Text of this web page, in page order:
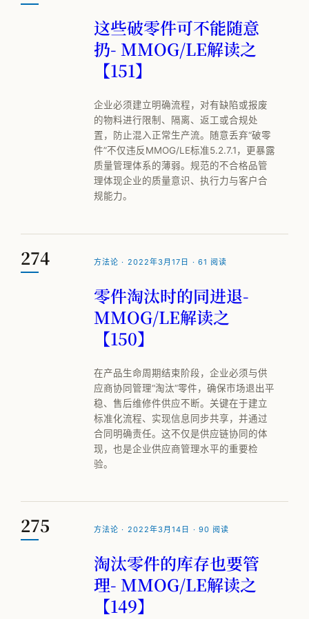
这些破零件可不能随意
扔- MMOG/LE解读之
【151】
企业必须建立明确流程，对有缺陷或报废
的物料进行限制、隔离、返工或合规处
置，防止混入正常生产流。随意丢弃“破零
件”不仅违反MMOG/LE标准5.2.7.1，更暴露
质量管理体系的薄弱。规范的不合格品管
理体现企业的质量意识、执行力与客户合
规能力。
274 方法论 · 2022年3月17日 · 61 阅读
零件淘汰时的同进退-
MMOG/LE解读之
【150】
在产品生命周期结束阶段，企业必须与供
应商协同管理“淘汰”零件，确保市场退出平
稳、售后维修件供应不断。关键在于建立
标准化流程、实现信息同步共享，并通过
合同明确责任。这不仅是供应链协同的体
现，也是企业供应商管理水平的重要检
验。
275 方法论 · 2022年3月14日 · 90 阅读
淘汰零件的库存也要管
理- MMOG/LE解读之
【149】